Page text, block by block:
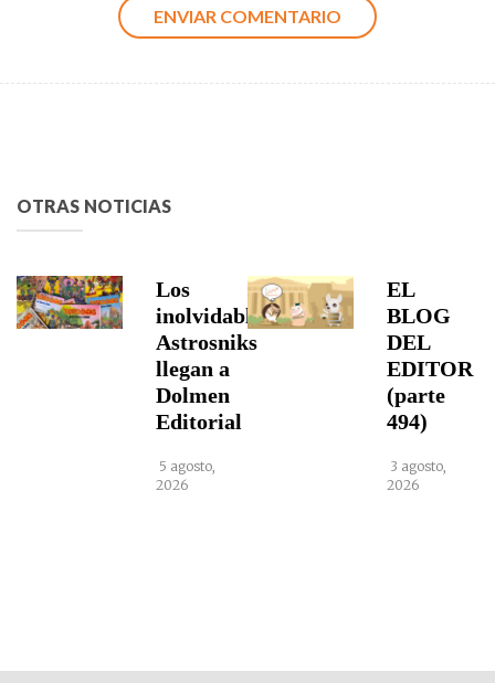
OTRAS NOTICIAS
Los
inolvidables
Astrosniks
llegan a
Dolmen
Editorial
5 agosto,
2026
EL
BLOG
DEL
EDITOR
(parte
494)
3 agosto,
2026